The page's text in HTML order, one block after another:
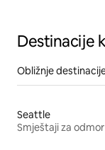
Destinacije
Obližnje
Seattle
Smještaji za odmor